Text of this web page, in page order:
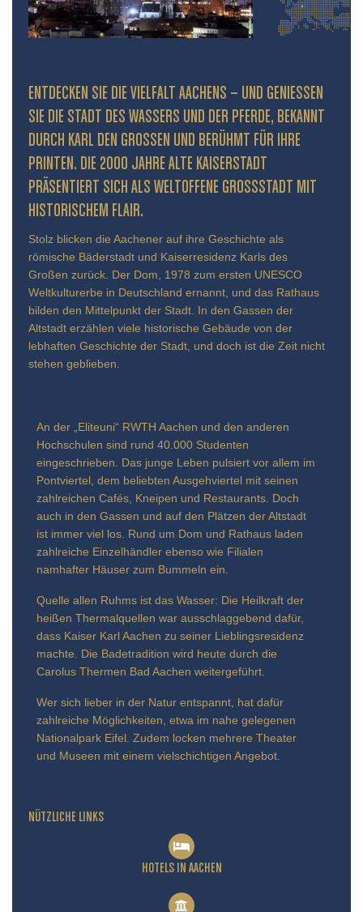
ENTDECKEN SIE DIE VIELFALT AACHENS – UND GENIESSEN S
IE DIE STADT DES WASSERS UND DER PFERDE, BEKANNT D
URCH KARL DEN GROSSEN UND BERÜHMT FÜR IHRE PR
INTEN. DIE 2000 JAHRE ALTE KAISERSTADT PR
ÄSENTIERT SICH ALS WELTOFFENE GROSSSTADT MIT HIS
TORISCHEM FLAIR.
Stolz blicken die Aachener auf ihre Geschichte als
römische Bäderstadt und Kaiserresidenz Karls des
Großen zurück. Der Dom, 1978 zum ersten UNESCO
Weltkulturerbe in Deutschland ernannt, und das Rathaus
bilden den Mittelpunkt der Stadt. In den Gassen der
Altstadt erzählen viele historische Gebäude von der
lebhaften Geschichte der Stadt, und doch ist die Zeit nicht
stehen geblieben.
An der „Eliteuni“ RWTH Aachen und den anderen
Hochschulen sind rund 40.000 Studenten
eingeschrieben. Das junge Leben pulsiert vor allem im
Pontviertel, dem beliebten Ausgehviertel mit seinen
zahlreichen Cafés, Kneipen und Restaurants. Doch
auch in den Gassen und auf den Plätzen der Altstadt
ist immer viel los. Rund um Dom und Rathaus laden
zahlreiche Einzelhändler ebenso wie Filialen
namhafter Häuser zum Bummeln ein.
Quelle allen Ruhms ist das Wasser: Die Heilkraft der
heißen Thermalquellen war ausschlaggebend dafür,
dass Kaiser Karl Aachen zu seiner Lieblingsresidenz
machte. Die Badetradition wird heute durch die
Carolus Thermen Bad Aachen weitergeführt.
Wer sich lieber in der Natur entspannt, hat dafür
zahlreiche Möglichkeiten, etwa im nahe gelegenen
Nationalpark Eifel. Zudem locken mehrere Theater
und Museen mit einem vielschichtigen Angebot.
NÜTZLICHE LINKS
HOTELS IN AACHEN